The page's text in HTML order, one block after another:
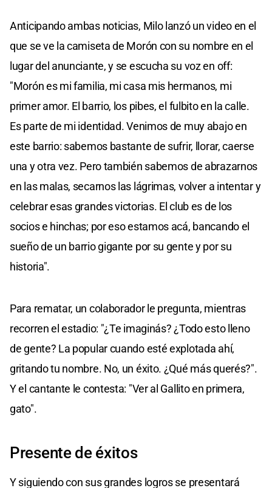
Anticipando ambas noticias, Milo lanzó un video en el
que se ve la camiseta de Morón con su nombre en el
lugar del anunciante, y se escucha su voz en off:
"Morón es mi familia, mi casa mis hermanos, mi
primer amor. El barrio, los pibes, el fulbito en la calle.
Es parte de mi identidad. Venimos de muy abajo en
este barrio: sabemos bastante de sufrir, llorar, caerse
una y otra vez. Pero también sabemos de abrazarnos
en las malas, secarnos las lágrimas, volver a intentar y
celebrar esas grandes victorias. El club es de los
socios e hinchas; por eso estamos acá, bancando el
sueño de un barrio gigante por su gente y por su
historia".
Para rematar, un colaborador le pregunta, mientras
recorren el estadio: "¿Te imaginás? ¿Todo esto lleno
de gente? La popular cuando esté explotada ahí,
gritando tu nombre. No, un éxito. ¿Qué más querés?".
Y el cantante le contesta: "Ver al Gallito en primera,
gato".
Presente de éxitos
Y siguiendo con sus grandes logros se presentará